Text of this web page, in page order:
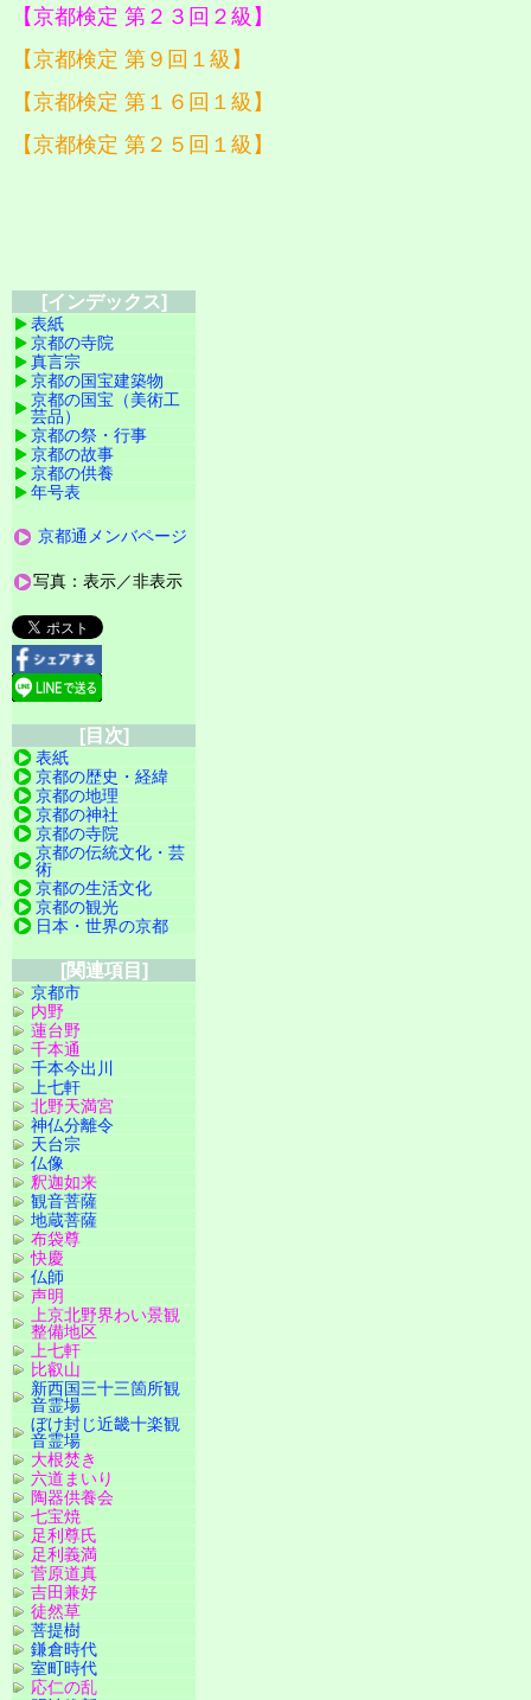
【京都検定 第２３回２級】
【京都検定 第９回１級】
【京都検定 第１６回１級】
【京都検定 第２５回１級】
[インデックス]
表紙
京都の寺院
真言宗
京都の国宝建築物
京都の国宝（美術工
芸品）
京都の祭・行事
京都の故事
京都の供養
年号表
京都通メンバページ
写真：表示／非表示
[目次]
表紙
京都の歴史・経緯
京都の地理
京都の神社
京都の寺院
京都の伝統文化・芸
術
京都の生活文化
京都の観光
日本・世界の京都
[関連項目]
京都市
内野
蓮台野
千本通
千本今出川
上七軒
北野天満宮
神仏分離令
天台宗
仏像
釈迦如来
観音菩薩
地蔵菩薩
布袋尊
快慶
仏師
声明
上京北野界わい景観
整備地区
上七軒
比叡山
新西国三十三箇所観
音霊場
ぼけ封じ近畿十楽観
音霊場
大根焚き
六道まいり
陶器供養会
七宝焼
足利尊氏
足利義満
菅原道真
吉田兼好
徒然草
菩提樹
鎌倉時代
室町時代
応仁の乱